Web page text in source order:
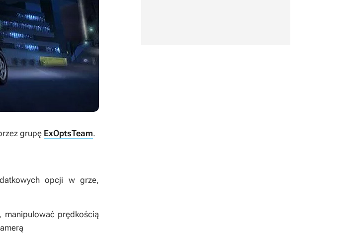
grupę ExOptsTeam.
opcji w grze,
manipulować prędkością